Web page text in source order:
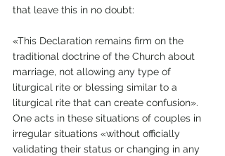
that leave this in no doubt:
«This Declaration remains firm on the
traditional doctrine of the Church about
marriage, not allowing any type of
liturgical rite or blessing similar to a
liturgical rite that can create confusion».
One acts in these situations of couples in
irregular situations «without officially
validating their status or changing in any